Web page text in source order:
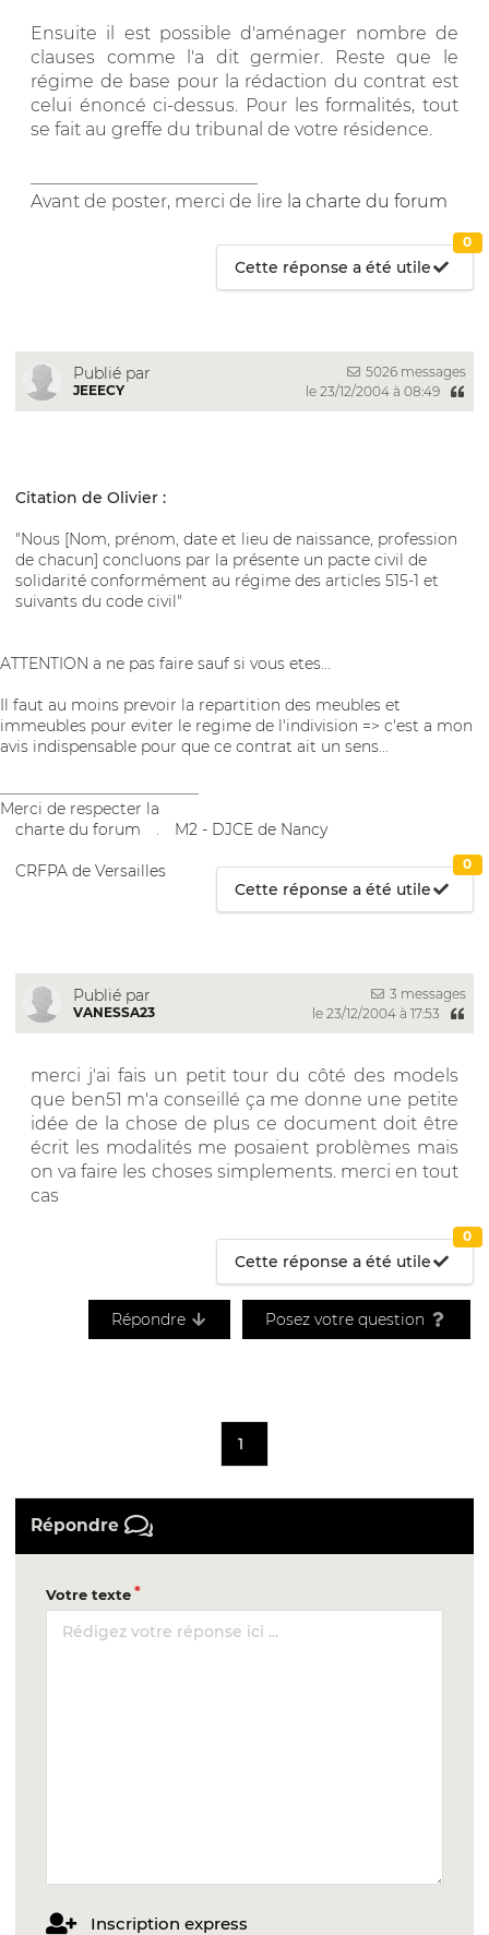
Ensuite il est possible d'aménager nombre de
clauses comme l'a dit germier. Reste que le
régime de base pour la rédaction du contrat est
celui énoncé ci-dessus. Pour les formalités, tout
se fait au greffe du tribunal de votre résidence.
Avant de poster, merci de lire la charte du forum
Cette réponse a été utile
0
Publié par
JEEECY
5026 messages
le 23/12/2004 à 08:49
Citation de Olivier :
"Nous [Nom, prénom, date et lieu de naissance, profession
de chacun] concluons par la présente un pacte civil de
solidarité conformément au régime des articles 515-1 et
suivants du code civil"
ATTENTION a ne pas faire sauf si vous etes...
Il faut au moins prevoir la repartition des meubles et
immeubles pour eviter le regime de l'indivision => c'est a mon
avis indispensable pour que ce contrat ait un sens...
Merci de respecter la
charte du forum
M2 - DJCE de Nancy
CRFPA de Versailles
Cette réponse a été utile
0
Publié par
VANESSA23
3 messages
le 23/12/2004 à 17:53
merci j'ai fais un petit tour du côté des models
que ben51 m'a conseillé ça me donne une petite
idée de la chose de plus ce document doit être
écrit les modalités me posaient problèmes mais
on va faire les choses simplements. merci en tout
cas
Cette réponse a été utile
0
Répondre Posez votre question
1
Répondre
Votre texte
Inscription express